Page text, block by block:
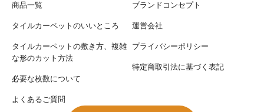
商品一覧
タイルカーペットのいいところ
タイルカーペットの敷き方、複雑
な形のカット方法
必要な枚数について
よくあるご質問
ブランドコンセプト
運営会社
プライバシーポリシー
特定商取引法に基づく表記